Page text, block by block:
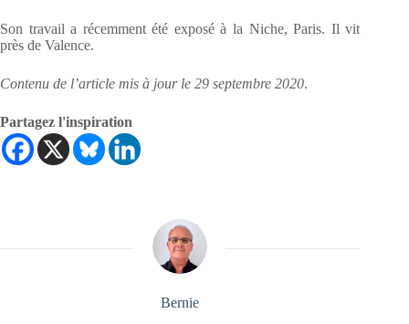
Son travail a récemment été exposé à la Niche, Paris. Il vit
près de Valence.
Contenu de l’article mis à jour le 29 septembre 2020.
Partagez l'inspiration
Bernie